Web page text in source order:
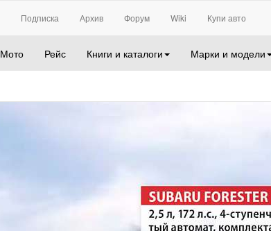
Подписка Архив Форум Wiki Купи авто
Мото Рейс Книги и каталоги Марки и модели